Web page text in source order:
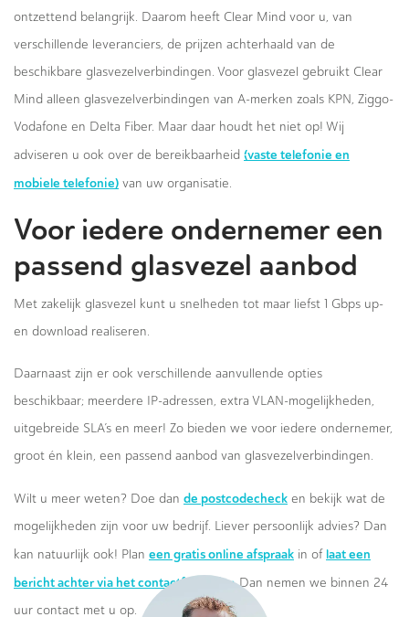
ontzettend belangrijk. Daarom heeft Clear Mind voor u, van
verschillende leveranciers, de prijzen achterhaald van de
beschikbare glasvezelverbindingen. Voor glasvezel gebruikt Clear
Mind alleen glasvezelverbindingen van A-merken zoals KPN, Ziggo-
Vodafone en Delta Fiber. Maar daar houdt het niet op! Wij
adviseren u ook over de bereikbaarheid (vaste telefonie en
mobiele telefonie) van uw organisatie.
Voor iedere ondernemer een
passend glasvezel aanbod
Met zakelijk glasvezel kunt u snelheden tot maar liefst 1 Gbps up-
en download realiseren.
Daarnaast zijn er ook verschillende aanvullende opties
beschikbaar; meerdere IP-adressen, extra VLAN-mogelijkheden,
uitgebreide SLA’s en meer! Zo bieden we voor iedere ondernemer,
groot én klein, een passend aanbod van glasvezelverbindingen.
Wilt u meer weten? Doe dan de postcodecheck en bekijk wat de
mogelijkheden zijn voor uw bedrijf. Liever persoonlijk advies? Dan
kan natuurlijk ook! Plan een gratis online afspraak in of laat een
bericht achter via het contactformulier.Dan nemen we binnen 24
uur contact met u op.